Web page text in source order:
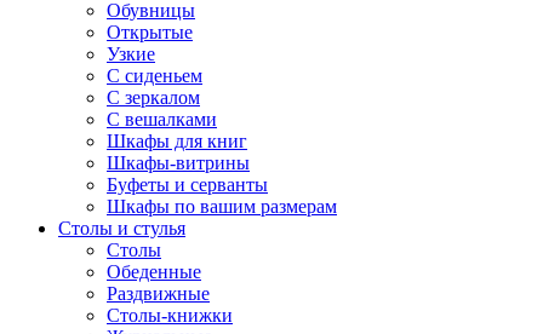
Обувницы
Открытые
Узкие
С сиденьем
С зеркалом
С вешалками
Шкафы для книг
Шкафы-витрины
Буфеты и серванты
Шкафы по вашим размерам
Столы и стулья
Столы
Обеденные
Раздвижные
Столы-книжки